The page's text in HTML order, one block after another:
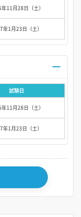
11月28日（土）
年1月23日（土）
試験日
11月28日（土）
年1月23日（土）